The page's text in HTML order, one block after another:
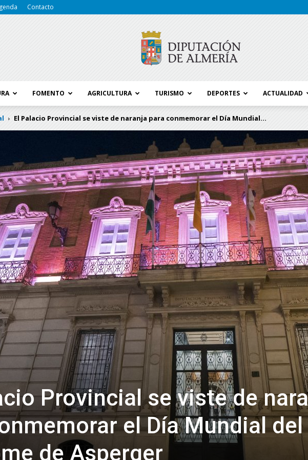
Contacto
Diputación
de
Almería
FOMENTO AGRICULTURA TURISMO DEPORTES ACTUALIDAD
El Palacio Provincial se viste de naranja para conmemorar el Día Mundial...
Provincial se viste de
el Día Mundial del
de Asperger